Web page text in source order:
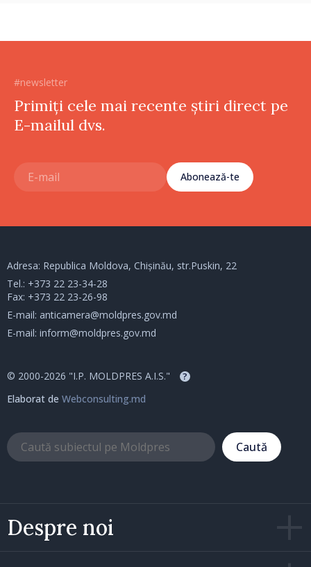
#newsletter
Primiți cele mai recente știri direct pe
E-mailul dvs.
Abonează-te
Despre noi
Adresa: Republica Moldova, Chișinău, str.Puskin, 22
Tel.: +373 22 23-34-28
Fax: +373 22 23-26-98
E-mail: anticamera@moldpres.gov.md
E-mail: inform@moldpres.gov.md
© 2000-2026 "I.P. MOLDPRES A.I.S." ?
Elaborat de Webconsulting.md
Caută